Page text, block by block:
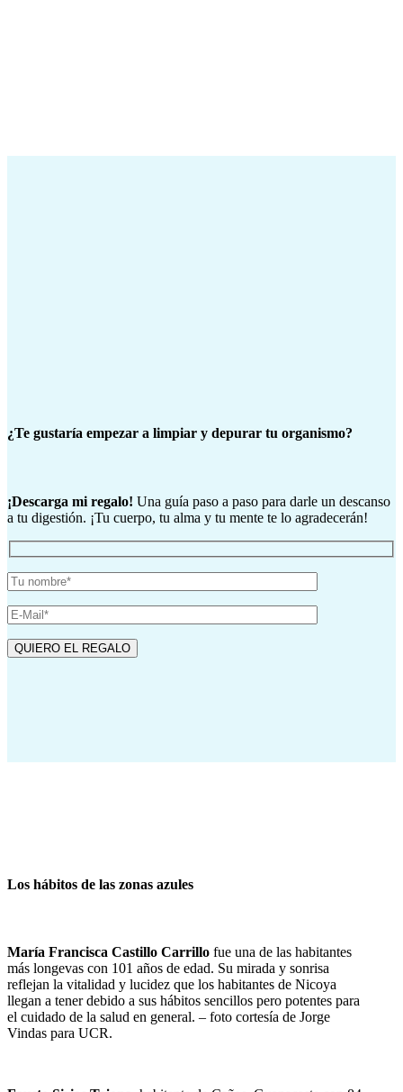
¿Te gustaría empezar a limpiar y depurar tu organismo?
¡Descarga mi regalo! Una guía paso a paso para darle un descanso
a tu digestión. ¡Tu cuerpo, tu alma y tu mente te lo agradecerán!
Los hábitos de las zonas azules
María Francisca Castillo Carrillo fue una de las habitantes
más longevas con 101 años de edad. Su mirada y sonrisa
reflejan la vitalidad y lucidez que los habitantes de Nicoya
llegan a tener debido a sus hábitos sencillos pero potentes para
el cuidado de la salud en general. – foto cortesía de Jorge
Vindas para UCR.